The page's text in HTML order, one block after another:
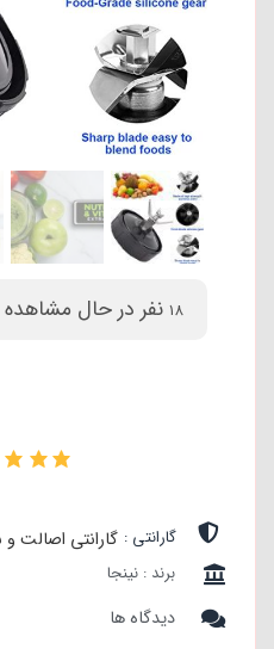
18 نفر در حال
گارانتی : گارانتی اصالت
برند : نینجا
دیدگاه ها